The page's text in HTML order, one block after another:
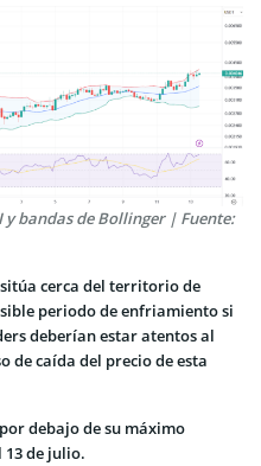
y bandas de Bollinger | Fuente:
sitúa cerca del territorio de
periodo de enfriamiento si
deberían estar atentos al
de caída del precio de esta
debajo de su máximo
13 de julio.